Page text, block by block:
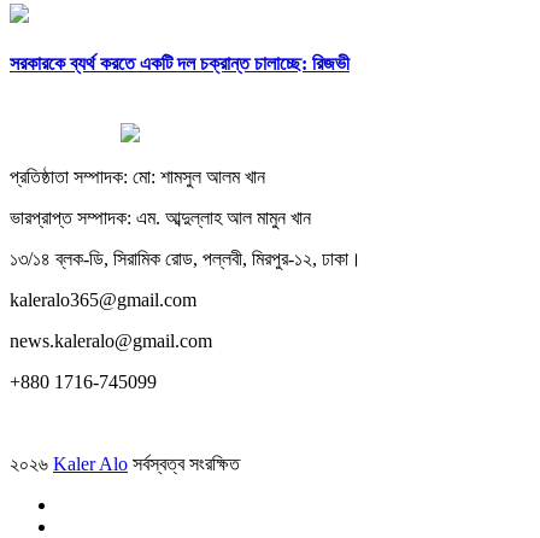
সরকারকে ব্যর্থ করতে একটি দল চক্রান্ত চালাচ্ছে: রিজভী
প্রতিষ্ঠাতা সম্পাদক: মো: শামসুল আলম খান
ভারপ্রাপ্ত সম্পাদক: এম. আব্দুল্লাহ আল মামুন খান
১৩/১৪ ব্লক-ডি, সিরামিক রোড, পল্লবী, মিরপুর-১২, ঢাকা।
kaleralo365@gmail.com
news.kaleralo@gmail.com
+880 1716-745099
২০২৬ Kaler Alo সর্বস্বত্ব সংরক্ষিত